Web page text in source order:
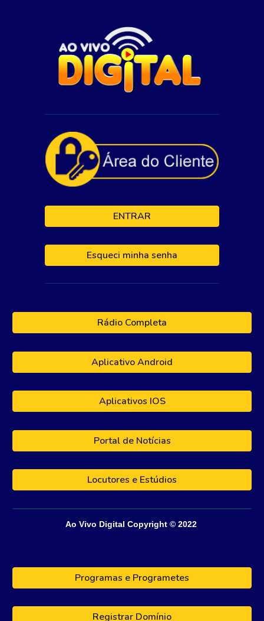
ENTRAR
Esqueci minha senha
Rádio Completa
Aplicativo Android
Aplicativos IOS
Portal de Notícias
Locutores e Estúdios
Ao Vivo Digital Copyright © 2022
Programas e Programetes
Registrar Domínio